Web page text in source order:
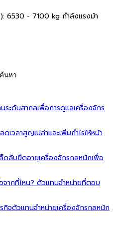
6530 - 7100 kg กำลังแรงม้า
ค้นหา
ระดับสากลเพื่อการดูแลเครื่องจักร
เวลาสูญเปล่าและเพิ่มกำไรให้หน้า
ดลับยืดอายุเครื่องจักรกลหนักเพื่อ
จากที่ไหน? ตัวแทนจำหน่ายที่ตอบ
กิจตัวแทนจำหน่ายเครื่องจักรกลหนัก